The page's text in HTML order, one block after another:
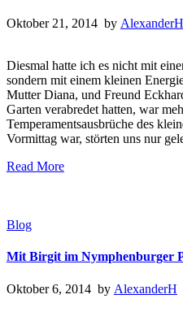
Oktober 21, 2014 by AlexanderH
Diesmal hatte ich es nicht mit
sondern mit einem kleinen
Mutter Diana, und Freund
Garten verabredet hatten, war
Temperamentsausbrüche des
Vormittag war, störten uns nur
Read More
Blog
Mit Birgit im Nymphenburger
Oktober 6, 2014 by AlexanderH